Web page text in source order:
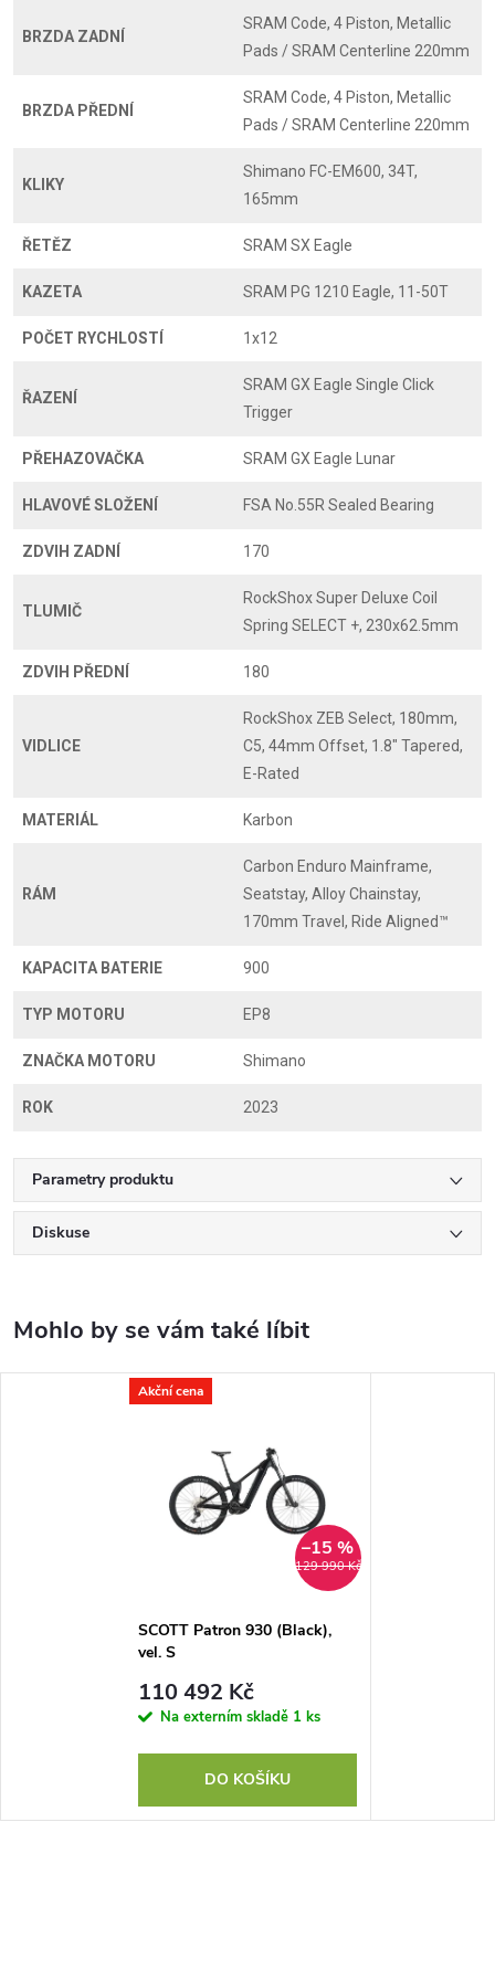
BRZDA ZADNÍ
SRAM Code, 4 Piston, Metallic
Pads / SRAM Centerline 220mm
BRZDA PŘEDNÍ
SRAM Code, 4 Piston, Metallic
Pads / SRAM Centerline 220mm
KLIKY
Shimano FC-EM600, 34T,
165mm
ŘETĚZ SRAM SX Eagle
KAZETA SRAM PG 1210 Eagle, 11-50T
POČET RYCHLOSTÍ 1x12
ŘAZENÍ
SRAM GX Eagle Single Click
Trigger
PŘEHAZOVAČKA SRAM GX Eagle Lunar
HLAVOVÉ SLOŽENÍ FSA No.55R Sealed Bearing
ZDVIH ZADNÍ 170
TLUMIČ
RockShox Super Deluxe Coil
Spring SELECT +, 230x62.5mm
ZDVIH PŘEDNÍ 180
VIDLICE
RockShox ZEB Select, 180mm,
C5, 44mm Offset, 1.8" Tapered,
E-Rated
MATERIÁL Karbon
RÁM
Carbon Enduro Mainframe,
Seatstay, Alloy Chainstay,
170mm Travel, Ride Aligned™
KAPACITA BATERIE 900
TYP MOTORU EP8
ZNAČKA MOTORU Shimano
ROK 2023
Parametry produktu
Diskuse
Akční cena
129 990 Kč
–15 %
SCOTT Patron 930 (Black),
vel. S
110 492 Kč
Na externím skladě 1 ks
DO KOŠÍKU